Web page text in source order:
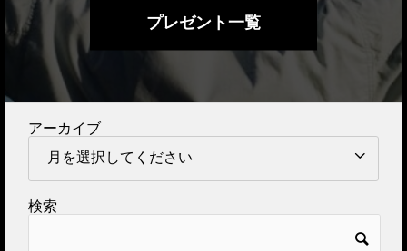
プレゼント一覧
アーカイブ
検索